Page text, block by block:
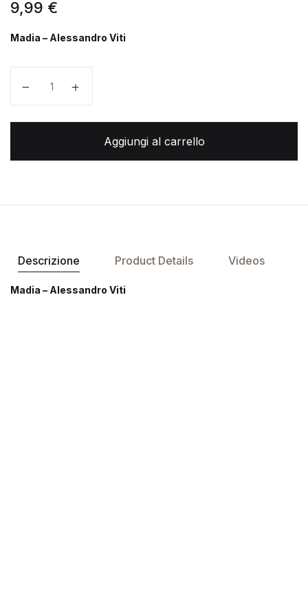
9,99 €
Madia – Alessandro Viti
Aggiungi al carrello
Descrizione Product Details Videos
Madia – Alessandro Viti